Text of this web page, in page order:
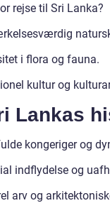
rejse til Sri Lanka?
i flora og fauna.
kultur og
Lankas
kongeriger og
indflydelse og
arv og